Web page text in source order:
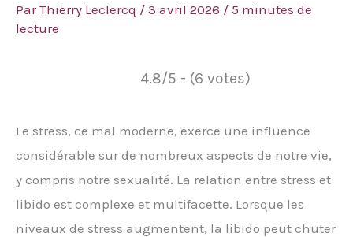
ParThierry Leclercq / 3 avril 2026 / 5 minutes de
lecture
4.8/5 - (6 votes)
Le stress, ce mal moderne, exerce une influence
considérable sur de nombreux aspects de notre vie,
y compris notre sexualité. La relation entre stress et
libido est complexe et multifacette. Lorsque les
niveaux de stress augmentent, la libido peut chuter